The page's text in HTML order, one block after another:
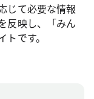
じて必要な情報
反映し、「みん
です。